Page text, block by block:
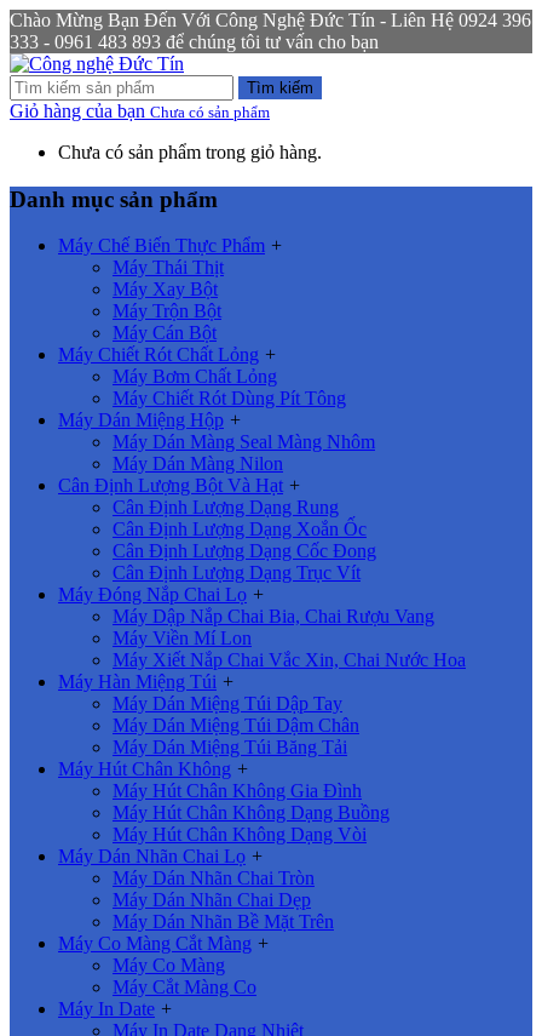
Chào Mừng Bạn Đến Với Công Nghệ Đức Tín - Liên Hệ 0924 396
333 - 0961 483 893 để chúng tôi tư vấn cho bạn
Tìm kiếm
Giỏ hàng của bạn Chưa có sản phẩm
Chưa có sản phẩm trong giỏ hàng.
Danh mục sản phẩm
Máy Chế Biến Thực Phẩm +
Máy Thái Thịt
Máy Xay Bột
Máy Trộn Bột
Máy Cán Bột
Máy Chiết Rót Chất Lỏng +
Máy Bơm Chất Lỏng
Máy Chiết Rót Dùng Pít Tông
Máy Dán Miệng Hộp +
Máy Dán Màng Seal Màng Nhôm
Máy Dán Màng Nilon
Cân Định Lượng Bột Và Hạt +
Cân Định Lượng Dạng Rung
Cân Định Lượng Dạng Xoắn Ốc
Cân Định Lượng Dạng Cốc Đong
Cân Định Lượng Dạng Trục Vít
Máy Đóng Nắp Chai Lọ +
Máy Dập Nắp Chai Bia, Chai Rượu Vang
Máy Viền Mí Lon
Máy Xiết Nắp Chai Vắc Xin, Chai Nước Hoa
Máy Hàn Miệng Túi +
Máy Dán Miệng Túi Dập Tay
Máy Dán Miệng Túi Dậm Chân
Máy Dán Miệng Túi Băng Tải
Máy Hút Chân Không +
Máy Hút Chân Không Gia Đình
Máy Hút Chân Không Dạng Buồng
Máy Hút Chân Không Dạng Vòi
Máy Dán Nhãn Chai Lọ +
Máy Dán Nhãn Chai Tròn
Máy Dán Nhãn Chai Dẹp
Máy Dán Nhãn Bề Mặt Trên
Máy Co Màng Cắt Màng +
Máy Co Màng
Máy Cắt Màng Co
Máy In Date +
Máy In Date Dạng Nhiệt